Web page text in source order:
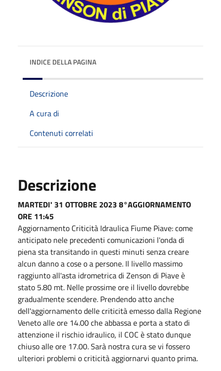
INDICE DELLA PAGINA
Descrizione
A cura di
Contenuti correlati
Descrizione
MARTEDI' 31 OTTOBRE 2023 8°AGGIORNAMENTO
ORE 11:45
Aggiornamento Criticità Idraulica Fiume Piave: come
anticipato nele precedenti comunicazioni l'onda di
piena sta transitando in questi minuti senza creare
alcun danno a cose o a persone. Il livello massimo
raggiunto all'asta idrometrica di Zenson di Piave è
stato 5.80 mt. Nelle prossime ore il livello dovrebbe
gradualmente scendere. Prendendo atto anche
dell'aggiornamento delle criticità emesso dalla Regione
Veneto alle ore 14.00 che abbassa e porta a stato di
attenzione il rischio idraulico, il COC è stato dunque
chiuso alle ore 17.00. Sarà nostra cura se vi fossero
ulteriori problemi o criticità aggiornarvi quanto prima.